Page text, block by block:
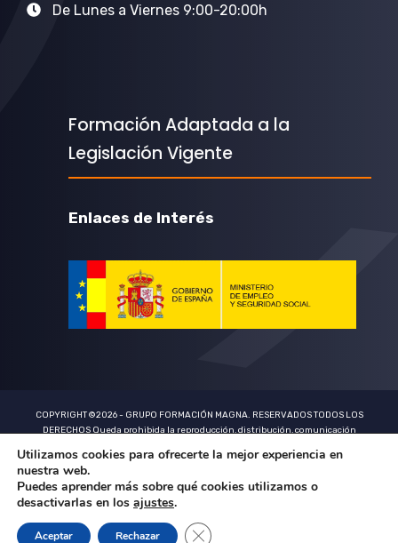
De Lunes a Viernes 9:00-20:00h
Formación Adaptada a la
Legislación Vigente
Enlaces de Interés
COPYRIGHT ©2026 - GRUPO FORMACIÓN MAGNA. RESERVADOS TODOS LOS
DERECHOS Queda prohibida la reproducción, distribución, comunicación
forma o modalidad, sin previa, expresa y escrita autorización
Aviso Legal
Protección de Datos
Uso de Cookies
Utilizamos cookies para ofrecerte la mejor experiencia en
nuestra web.
Puedes aprender más sobre qué cookies utilizamos o
desactivarlas en los ajustes.
Aceptar Rechazar Cerrar el banner de cookies RGPD